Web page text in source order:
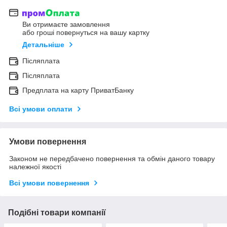
Ви отримаєте замовлення
або гроші повернуться на вашу картку
Детальніше
Післяплата
Післяплата
Предплата на карту ПриватБанку
Всі умови оплати
Умови повернення
Законом не передбачено повернення та обмін даного товару
належної якості
Всі умови повернення
Подібні товари компанії